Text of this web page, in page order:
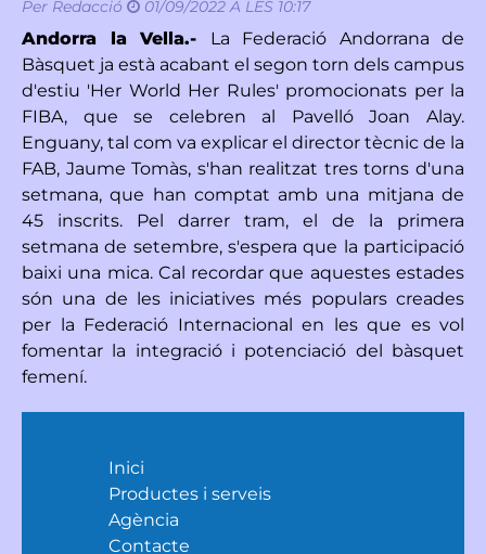
Per Redacció 01/09/2022 A LES 10:17
Andorra la Vella.- La Federació Andorrana de
Bàsquet ja està acabant el segon torn dels campus
d'estiu 'Her World Her Rules' promocionats per la
FIBA, que se celebren al Pavelló Joan Alay.
Enguany, tal com va explicar el director tècnic de la
FAB, Jaume Tomàs, s'han realitzat tres torns d'una
setmana, que han comptat amb una mitjana de
45 inscrits. Pel darrer tram, el de la primera
setmana de setembre, s'espera que la participació
baixi una mica. Cal recordar que aquestes estades
són una de les iniciatives més populars creades
per la Federació Internacional en les que es vol
fomentar la integració i potenciació del bàsquet
femení.
Inici
Productes i serveis
Agència
Contacte